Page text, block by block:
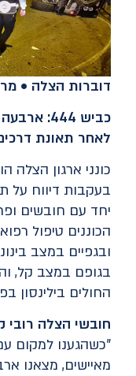
דוברות הצלה •
כביש 444:
לאחר תאונת
בעקבות דיווח על
יחד עם חובשים
ובגפיים במצב
בגופם במצב קל,
החולים בילינסון
חובשי הצלה רובי
"כשהגענו למקום
מאיישים, מצאנו